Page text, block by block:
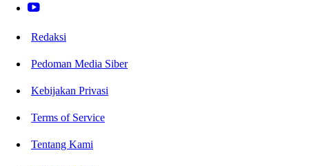
Redaksi
Pedoman Media Siber
Kebijakan Privasi
Terms of Service
Tentang Kami